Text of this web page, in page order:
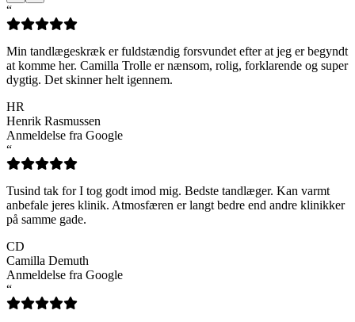
“
Min tandlægeskræk er fuldstændig forsvundet efter at jeg er begyndt
at komme her. Camilla Trolle er nænsom, rolig, forklarende og super
dygtig. Det skinner helt igennem.
HR
Henrik Rasmussen
Anmeldelse fra Google
“
Tusind tak for I tog godt imod mig. Bedste tandlæger. Kan varmt
anbefale jeres klinik. Atmosfæren er langt bedre end andre klinikker
på samme gade.
CD
Camilla Demuth
Anmeldelse fra Google
“